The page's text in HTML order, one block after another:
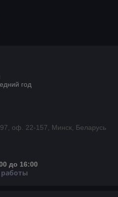
год
оф. 22-157, Минск, Беларусь
до 16:00